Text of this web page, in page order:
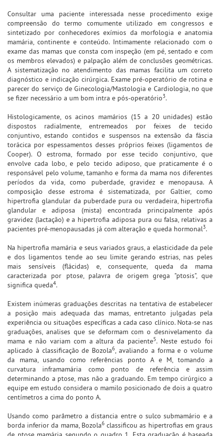
Consultar uma paciente interessada nesse procedimento exige
compreensão do termo comumente utilizado em congressos e
sintetizado por conhecedores exímios da morfologia e anatomia
mamária, continente e conteúdo. Intimamente relacionado com o
exame das mamas que consta com inspeção (em pé, sentado e com
os membros elevados) e palpação além de conclusões geométricas.
A sistematização no atendimento das mamas facilita um correto
diagnóstico e indicação cirúrgica. Exame pré-operatório de rotina e
parecer do serviço de Ginecologia/Mastologia e Cardiologia, no que
se fizer necessário a um bom intra e pós-operatório3.
Histologicamente, os acinos mamários (15 a 20 unidades) estão
dispostos radialmente, entremeados por feixes de tecido
conjuntivo, estando contidos e suspensos na extensão da fáscia
torácica por espessamentos desses próprios feixes (ligamentos de
Cooper). O estroma, formado por esse tecido conjuntivo, que
envolve cada lobo, e pelo tecido adiposo, que praticamente é o
responsável pelo volume, tamanho e forma da mama nos diferentes
períodos da vida, como puberdade, gravidez e menopausa. A
composição desse estroma é sistematizada, por Galtier, como
hipertrofia glandular da puberdade pura ou verdadeira, hipertrofia
glandular e adiposa (mista) encontrada principalmente após
gravidez (lactação) e a hipertrofia adiposa pura ou falsa, relativas a
pacientes pré-menopausadas já com alteração e queda hormonal3.
Na hipertrofia mamária e seus variados graus, a elasticidade da pele
e dos ligamentos tende ao seu limite gerando estrias, nas peles
mais sensíveis (flácidas) e, consequente, queda da mama
caracterizada por ptose, palavra de origem grega "ptosis", que
significa queda4.
Existem inúmeras graduações descritas na tentativa de estabelecer
a posição mais adequada das mamas, entretanto julgadas pela
experiência ou situações específicas a cada caso clínico. Nota-se nas
graduações, analises que se deformam com o desnivelamento da
mama e não variam com a altura da paciente5. Neste estudo foi
aplicado à classificação de Bozola6, avaliando a forma e o volume
da mama, usando como referências ponto A e M, tomando a
curvatura inframamária como ponto de referência e assim
determinando a ptose, mas não a graduando. Em tempo cirúrgico a
equipe em estudo considera o mamilo posicionado de dois a quatro
centímetros a cima do ponto A.
Usando como parâmetro a distancia entre o sulco submamário e a
borda inferior da mama, Bozola6classificou as hipertrofias em graus